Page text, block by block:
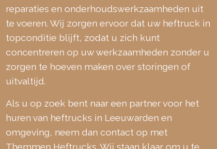
reparaties en onderhoudswerkzaamheden uit
te voeren. Wij zorgen ervoor dat uw heftruck in
topconditie blijft, zodat u zich kunt
concentreren op uw werkzaamheden zonder u
zorgen te hoeven maken over storingen of
uitvaltijd.
Als u op zoek bent naar een partner voor het
huren van heftrucks in Leeuwarden en
omgeving, neem dan contact op met
Themmen Heftrucks. Wij staan klaar om u te